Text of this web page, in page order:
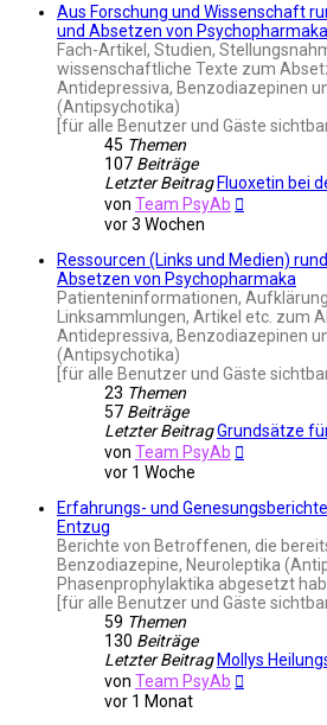
Aus Forschung und Wissenschaft
und Absetzen von Psychopharmaka
Fach-Artikel, Studien,
wissenschaftliche Texte zum
Antidepressiva, Benzodiazepinen
(Antipsychotika)
[für alle Benutzer und Gäste
45 Themen
107 Beiträge
Letzter Beitrag Fluoxetin bei
von Team PsyAb
vor 3 Wochen
Ressourcen (Links und Medien)
Absetzen von Psychopharmaka
Patienteninformationen,
Linksammlungen, Artikel etc. zum
Antidepressiva, Benzodiazepinen
(Antipsychotika)
[für alle Benutzer und Gäste
23 Themen
57 Beiträge
Letzter BeitragGrundsätze
von Team PsyAb
vor 1 Woche
Erfahrungs- und
Entzug
Berichte von Betroffenen, die
Benzodiazepine, Neuroleptika
Phasenprophylaktika abgesetzt
[für alle Benutzer und Gäste
59 Themen
130 Beiträge
Letzter Beitrag Mollys
von Team PsyAb
vor 1 Monat